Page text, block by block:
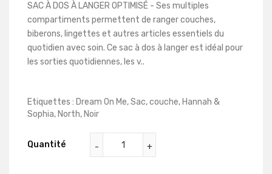
SAC À DOS À LANGER OPTIMISÉ - Ses multiples
compartiments permettent de ranger couches,
biberons, lingettes et autres articles essentiels du
quotidien avec soin. Ce sac à dos à langer est idéal pour
les sorties quotidiennes, les v..
Etiquettes : Dream On Me,Sac,couche, Hannah &
Sophia, North, Noir
Quantité